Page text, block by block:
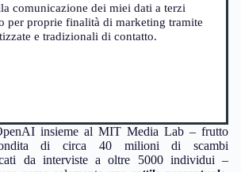
comunicazione dei miei dati a terzi
per proprie finalità di marketing tramite
e tradizionali di contatto.
insieme al MIT Media Lab – frutto
di circa 40 milioni di scambi
da interviste a oltre 5000 individui –